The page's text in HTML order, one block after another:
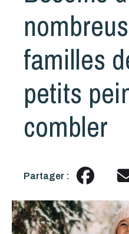
Publications
Actualités
À propos
familles
petits
combler
Partager :